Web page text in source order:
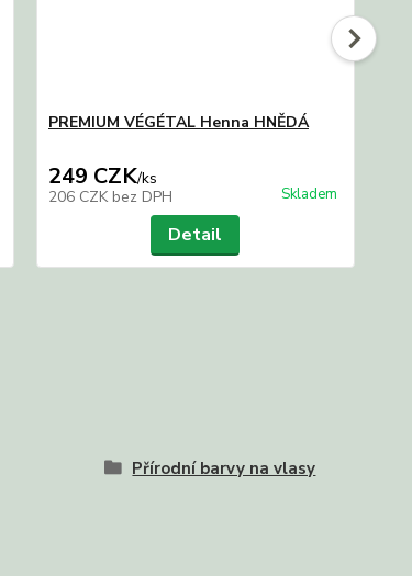
PREMIUM VÉGÉTAL Henna HNĚDÁ
249 CZK/ks
206 CZK bez DPH Skladem
Detail
Přírodní barvy na vlasy